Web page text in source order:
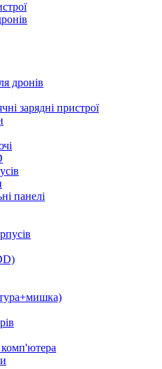
дронів
зарядні пристрої
панелі
комп'ютера